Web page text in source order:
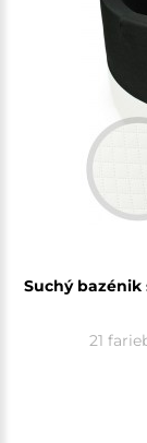
Suchý bazénik
21